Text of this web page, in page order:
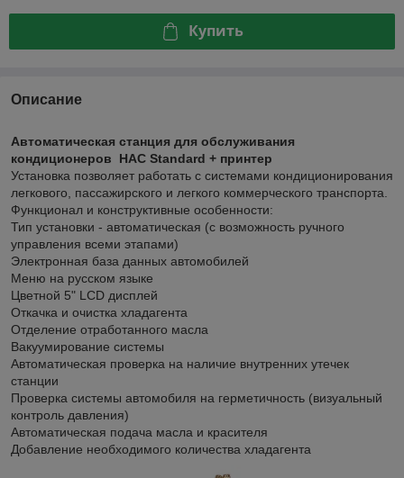
Купить
Описание
Автоматическая станция для обслуживания
кондиционеров HAC Standard + принтер
Установка позволяет работать с системами кондиционирования
легкового, пассажирского и легкого коммерческого транспорта.
Функционал и конструктивные особенности:
Тип установки - автоматическая (c возможность ручного
управления всеми этапами)
Электронная база данных автомобилей
Меню на русском языке
Цветной 5" LCD дисплей
Откачка и очистка хладагента
Отделение отработанного масла
Вакуумирование системы
Автоматическая проверка на наличие внутренних утечек
станции
Проверка системы автомобиля на герметичность (визуальный
контроль давления)
Автоматическая подача масла и красителя
Добавление необходимого количества хладагента